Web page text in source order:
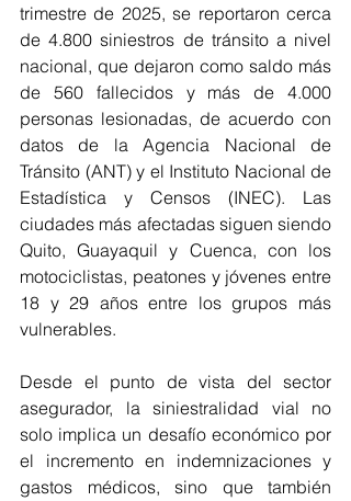
trimestre de 2025, se reportaron cerca
de 4.800 siniestros de tránsito a nivel
nacional, que dejaron como saldo más
de 560 fallecidos y más de 4.000
personas lesionadas, de acuerdo con
datos de la Agencia Nacional de
Tránsito (ANT) y el Instituto Nacional de
Estadística y Censos (INEC). Las
ciudades más afectadas siguen siendo
Quito, Guayaquil y Cuenca, con los
motociclistas, peatones y jóvenes entre
18 y 29 años entre los grupos más
vulnerables.
Desde el punto de vista del sector
asegurador, la siniestralidad vial no
solo implica un desafío económico por
el incremento en indemnizaciones y
gastos médicos, sino que también